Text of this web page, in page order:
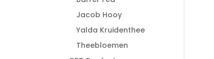
Jacob Hooy
Yalda Kruidenthee
Theebloemen